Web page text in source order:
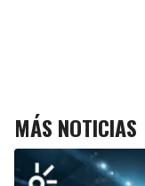
MÁS NOTICIAS